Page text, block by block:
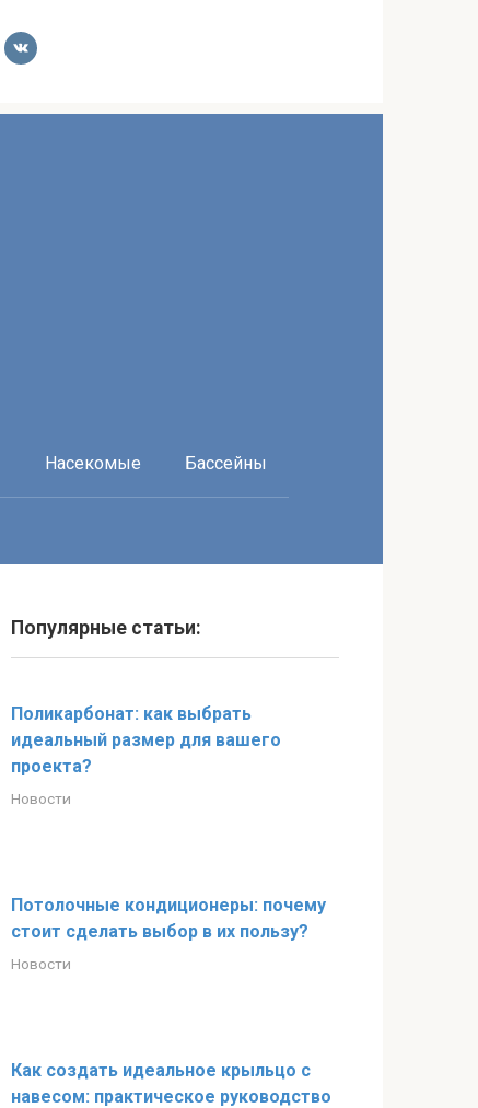
Насекомые Бассейны
Популярные статьи:
Поликарбонат: как выбрать
идеальный размер для вашего
проекта?
Новости
Потолочные кондиционеры: почему
стоит сделать выбор в их пользу?
Новости
Как создать идеальное крыльцо с
навесом: практическое руководство